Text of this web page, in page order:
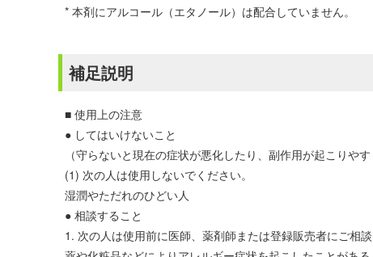
* 本剤にアルコール（エタノール）は配合していません。
補足説明
■ 使用上の注意
● してはいけないこと
（守らないと現在の症状が悪化したり、副作用が起こりやす
(1) 次の人は使用しないでください。
湿潤やただれのひどい人
● 相談すること
1. 次の人は使用前に医師、薬剤師または登録販売者にご相談